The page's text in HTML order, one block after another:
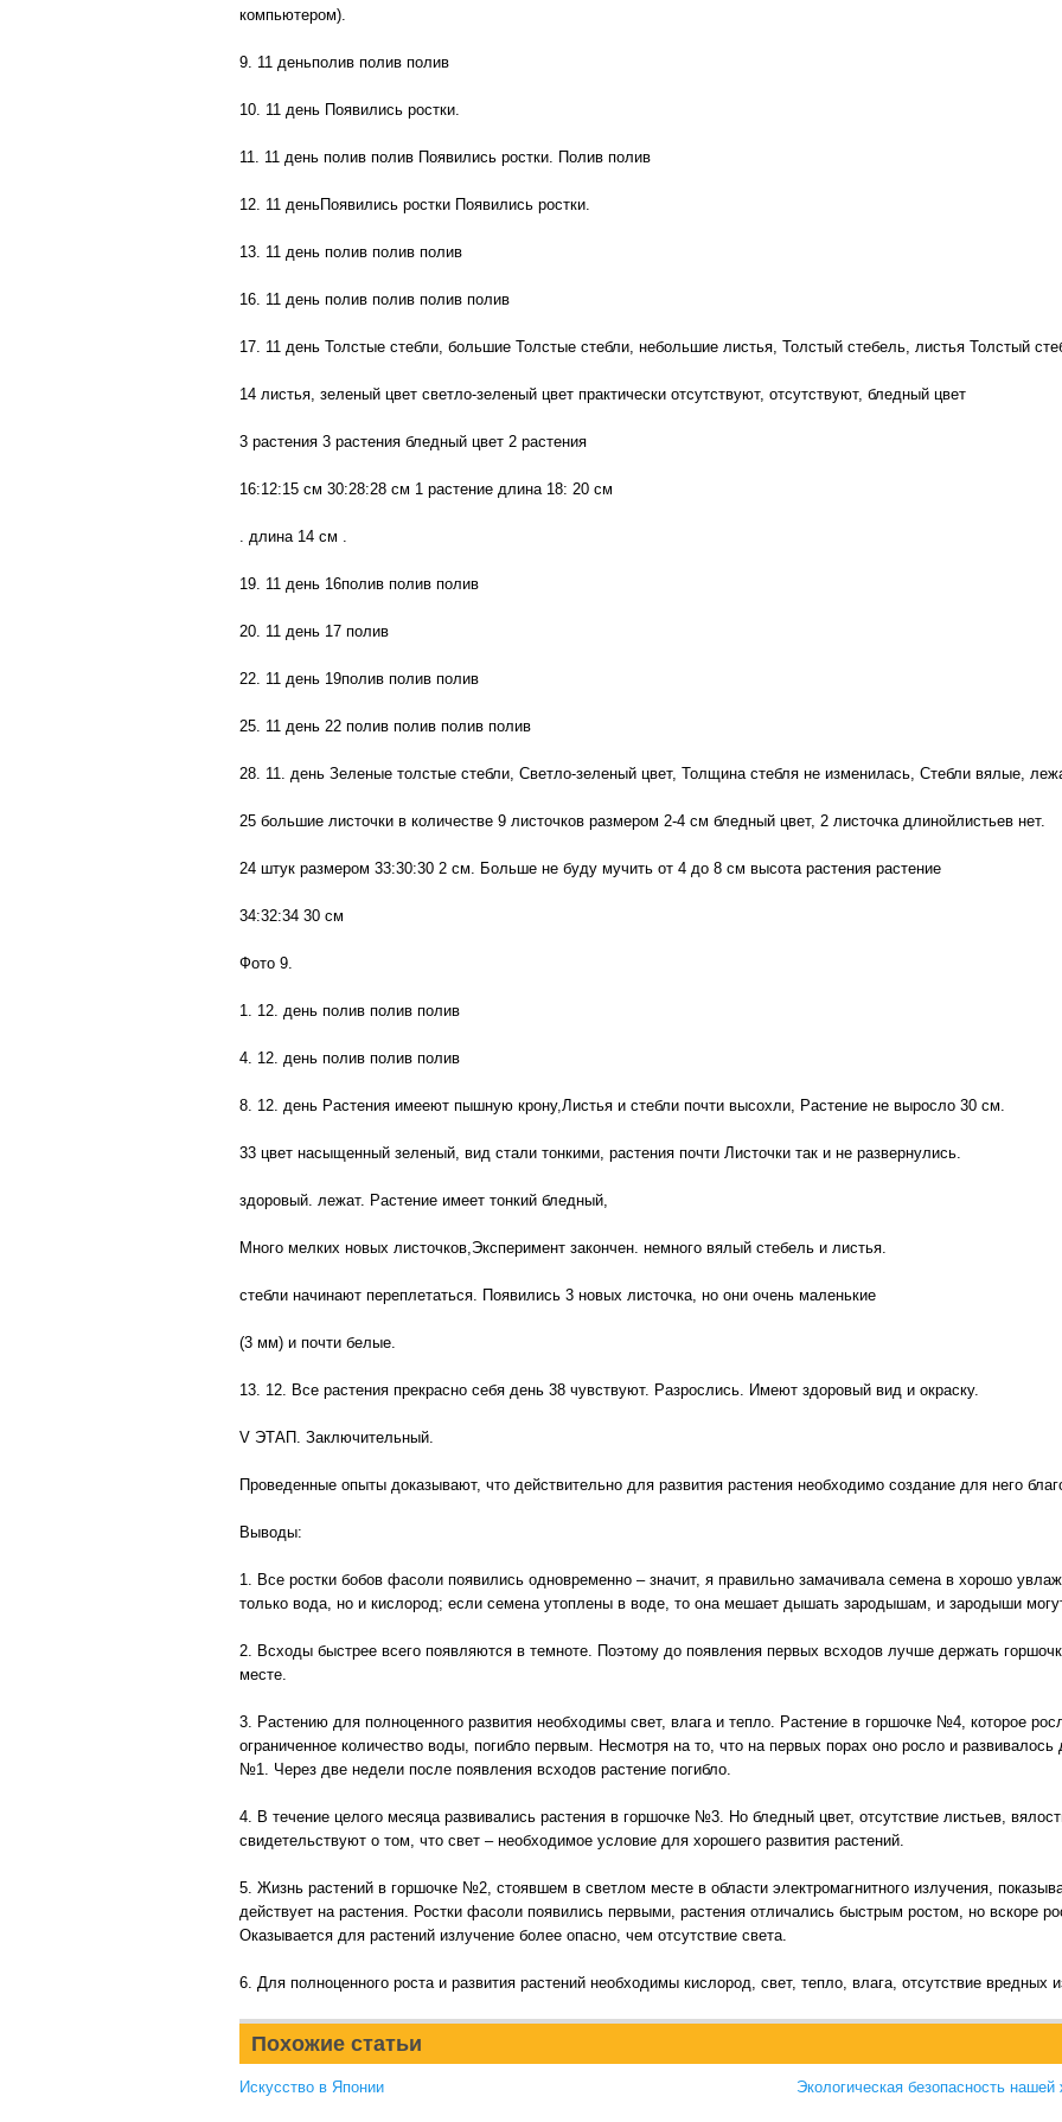
компьютером).
9. 11 деньполив полив полив
10. 11 день Появились ростки.
11. 11 день полив полив Появились ростки. Полив полив
12. 11 деньПоявились ростки Появились ростки.
13. 11 день полив полив полив
16. 11 день полив полив полив полив
17. 11 день Толстые стебли, большие Толстые стебли, небольшие листья, Толстый стебель, листья Толстый
14 листья, зеленый цвет светло-зеленый цвет практически отсутствуют, отсутствуют, бледный цвет
3 растения 3 растения бледный цвет 2 растения
16:12:15 см 30:28:28 см 1 растение длина 18: 20 см
. длина 14 см .
19. 11 день 16полив полив полив
20. 11 день 17 полив
22. 11 день 19полив полив полив
25. 11 день 22 полив полив полив полив
28. 11. день Зеленые толстые стебли, Светло-зеленый цвет, Толщина стебля не изменилась, Стебли вялые,
25 большие листочки в количестве 9 листочков размером 2-4 см бледный цвет, 2 листочка длинойлистьев нет.
24 штук размером 33:30:30 2 см. Больше не буду мучить от 4 до 8 см высота растения растение
34:32:34 30 см
Фото 9.
1. 12. день полив полив полив
4. 12. день полив полив полив
8. 12. день Растения имееют пышную крону,Листья и стебли почти высохли, Растение не выросло 30 см.
33 цвет насыщенный зеленый, вид стали тонкими, растения почти Листочки так и не развернулись.
здоровый. лежат. Растение имеет тонкий бледный,
Много мелких новых листочков,Эксперимент закончен. немного вялый стебель и листья.
стебли начинают переплетаться. Появились 3 новых листочка, но они очень маленькие
(3 мм) и почти белые.
13. 12. Все растения прекрасно себя день 38 чувствуют. Разрослись. Имеют здоровый вид и окраску.
V ЭТАП. Заключительный.
Проведенные опыты доказывают, что действительно для развития растения необходимо создание для него
Выводы:
1. Все ростки бобов фасоли появились одновременно – значит, я правильно замачивала семена в хорошо
только вода, но и кислород; если семена утоплены в воде, то она мешает дышать зародышам, и зародыши
2. Всходы быстрее всего появляются в темноте. Поэтому до появления первых всходов лучше держать
месте.
3. Растению для полноценного развития необходимы свет, влага и тепло. Растение в горшочке №4, которое
ограниченное количество воды, погибло первым. Несмотря на то, что на первых порах оно росло и
№1. Через две недели после появления всходов растение погибло.
4. В течение целого месяца развивались растения в горшочке №3. Но бледный цвет, отсутствие листьев,
свидетельствуют о том, что свет – необходимое условие для хорошего развития растений.
5. Жизнь растений в горшочке №2, стоявшем в светлом месте в области электромагнитного излучения,
действует на растения. Ростки фасоли появились первыми, растения отличались быстрым ростом, но вскоре
Оказывается для растений излучение более опасно, чем отсутствие света.
6. Для полноценного роста и развития растений необходимы кислород, свет, тепло, влага, отсутствие вредных
Похожие статьи
Искусство в Японии Экологическая безопасность нашей